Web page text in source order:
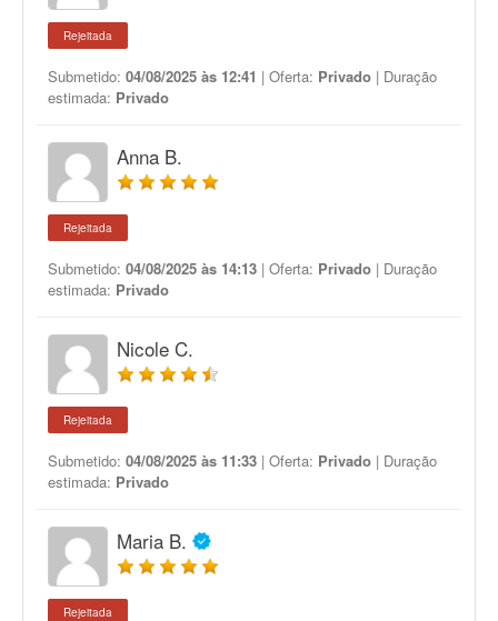
Rejeitada
Submetido: 04/08/2025 às 12:41 | Oferta: Privado | Duração
estimada: Privado
Anna B.
Rejeitada
Submetido: 04/08/2025 às 14:13 | Oferta: Privado | Duração
estimada: Privado
Nicole C.
Rejeitada
Submetido: 04/08/2025 às 11:33 | Oferta: Privado | Duração
estimada: Privado
Maria B.
Rejeitada